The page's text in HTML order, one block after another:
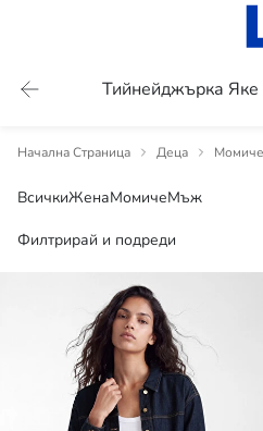
Тийнейджърка Яке
Начална Страница Деца
ВсичкиЖенаМомичеМъж
Филтрирай и подреди